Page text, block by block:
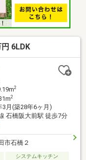
6LDK
2
2
3月(築28年6ヶ月)
石橋阪大前駅 徒歩7分
市石橋２
システムキッチン